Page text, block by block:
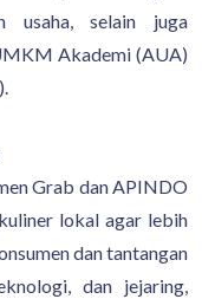
usaha, selain juga
Akademi (AUA)
Grab dan APINDO
lokal agar lebih
dan tantangan
dan jejaring,